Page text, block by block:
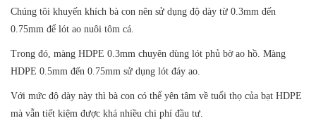
Chúng tôi khuyến khích bà con nên sử dụng độ dày từ 0.3mm đến
0.75mm để lót ao nuôi tôm cá.
Trong đó, màng HDPE 0.3mm chuyên dùng lót phủ bờ ao hồ. Màng
HDPE 0.5mm đến 0.75mm sử dụng lót đáy ao.
Với mức độ dày này thì bà con có thể yên tâm về tuổi thọ của bạt HDPE
mà vẫn tiết kiệm được khá nhiều chi phí đầu tư.